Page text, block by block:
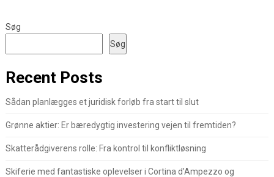
Søg
Søg
Recent Posts
Sådan planlægges et juridisk forløb fra start til slut
Grønne aktier: Er bæredygtig investering vejen til fremtiden?
Skatterådgiverens rolle: Fra kontrol til konfliktløsning
Skiferie med fantastiske oplevelser i Cortina d’Ampezzo og